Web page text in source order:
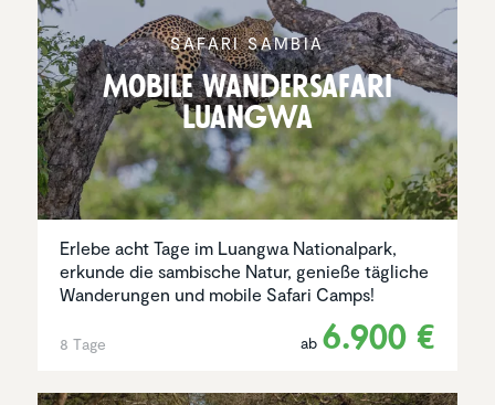
SAFARI SAMBIA
Mobile Wander­sa­fari
Luangwa
Erlebe acht Tage im Luangwa Nationalpark,
erkunde die sambische Natur, genieße tägliche
Wanderungen und mobile Safari Camps!
8 Tage ab 6.900 €